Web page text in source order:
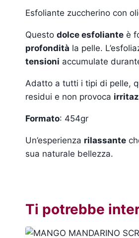
Esfoliante zuccherino con
Questo dolce esfoliante è
profondità la pelle.
tensioni accumulate
Adatto a tutti i tipi di pelle,
residui e non provoca
Formato: 454gr
Un’esperienza rilassante
sua naturale bellezza.
Ti potrebbe